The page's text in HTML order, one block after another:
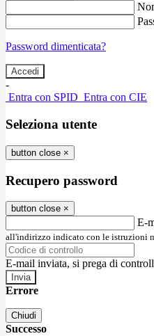
Password dimenticata?
-
Entra con SPID Entra con CIE
Seleziona utente
button close ×
Recupero password
button close ×
E-
all'indirizzo indicato con le istruzioni
E-mail inviata, si prega di
Errore
Chiudi
Successo